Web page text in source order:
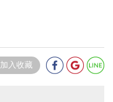
加入收藏